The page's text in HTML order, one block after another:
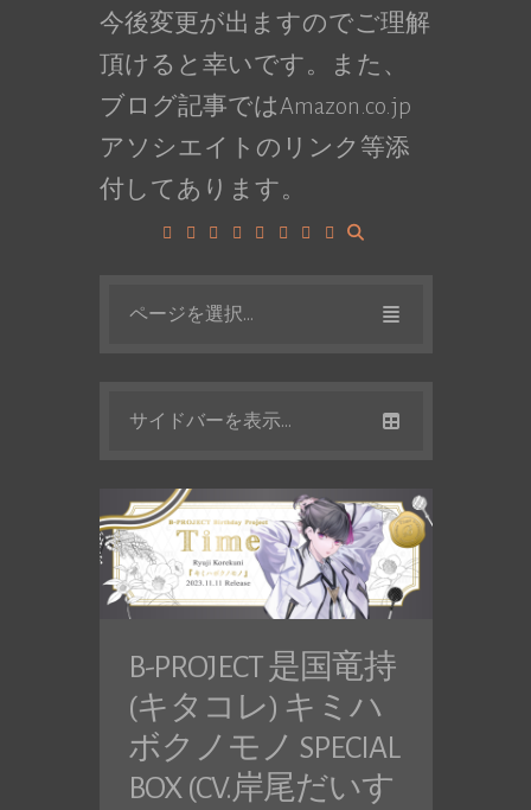
今後変更が出ますのでご理解
頂けると幸いです。また、
ブログ記事ではAmazon.co.jp
アソシエイトのリンク等添
付してあります。
ページを選択...
サイドバーを表示...
B-PROJECT 是国竜持
(キタコレ) キミハ
ボクノモノ SPECIAL
BOX (CV.岸尾だいす